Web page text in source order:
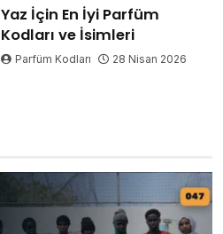
Yaz İçin En İyi Parfüm
Kodları ve İsimleri
Parfüm Kodları 28 Nisan 2026